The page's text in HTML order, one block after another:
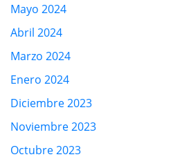
Mayo 2024
Abril 2024
Marzo 2024
Enero 2024
Diciembre 2023
Noviembre 2023
Octubre 2023